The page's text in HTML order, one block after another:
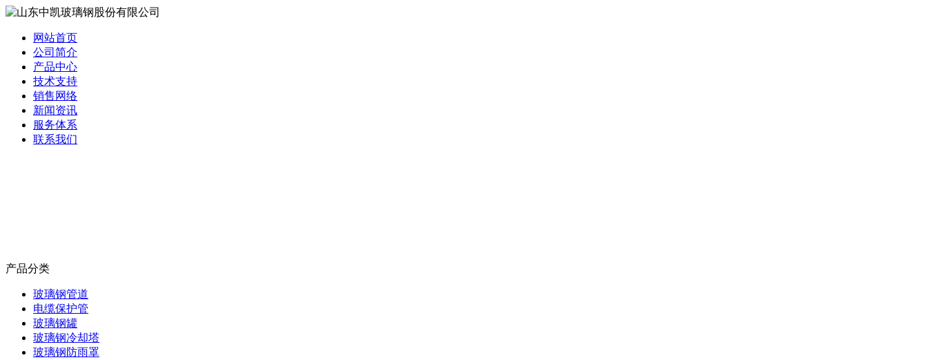
网站首页
公司简介
产品中心
技术支持
销售网络
新闻资讯
服务体系
联系我们
产品分类
玻璃钢管道
电缆保护管
玻璃钢罐
玻璃钢冷却塔
玻璃钢防雨罩